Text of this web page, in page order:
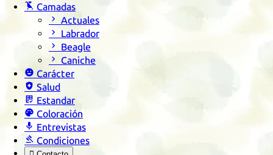
 Camadas
 Actuales
 Labrador
 Beagle
 Caniche
 Carácter
 Salud
 Estandar
 Coloración
 Entrevistas
 Condiciones